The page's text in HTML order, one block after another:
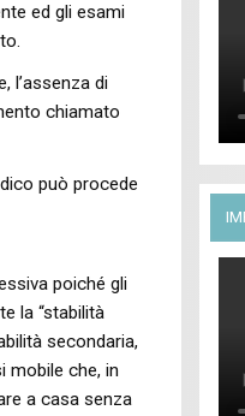
ed gli esami
l’assenza di
chiamato
può procede
poiché gli
la “stabilità
secondaria,
mobile che, in
a casa senza